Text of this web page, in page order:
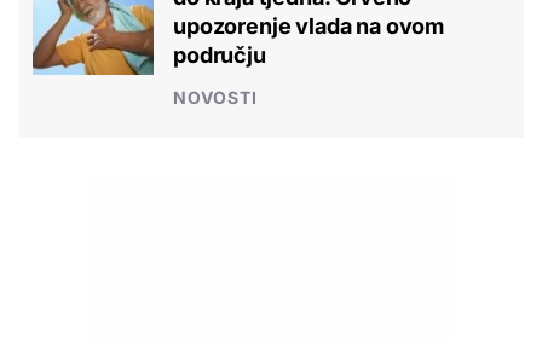
upozorenje vlada na ovom
području
NOVOSTI